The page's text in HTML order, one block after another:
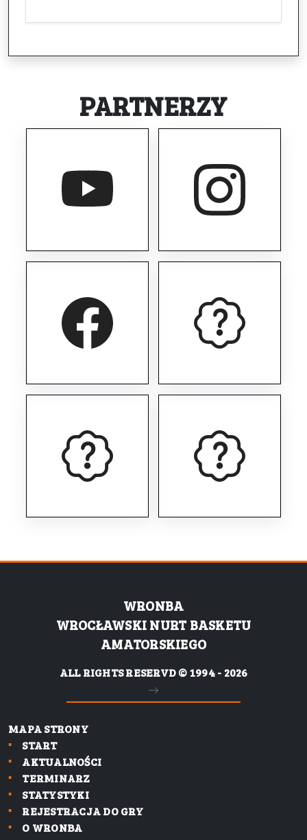
PARTNERZY
WRONBA
WROCŁAWSKI NURT BASKETU
AMATORSKIEGO
ALL RIGHTS RESERVD © 1994 - 2026
MAPA STRONY
START
AKTUALNOŚCI
TERMINARZ
STATYSTYKI
REJESTRACJA DO GRY
O WRONBA